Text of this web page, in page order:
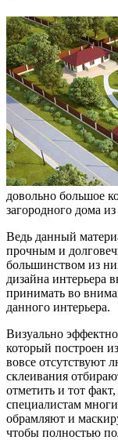
довольно большое
загородного дома из
Ведь данный
прочным и
большинством из
дизайна интерьера
принимать во
данного интерьера.
Визуально
который построен
вовсе отсутствуют
склеивания
отметить и тот
специалистам
обрамляют и
чтобы полностью